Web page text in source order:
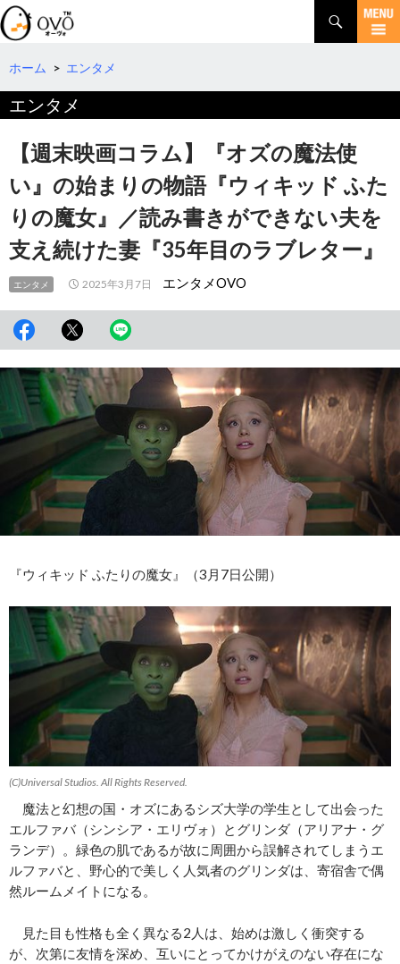
検
索
コ
テ
へ
ホーム > エンタメ
エンタメ
【週末映画コラム】『オズの魔法使
い』の始まりの物語『ウィキッド ふた
りの魔女』／読み書きができない夫を
支え続けた妻『35年目のラブレター』
エンタメ 2025年3月7日 エンタメOVO
『ウィキッド ふたりの魔女』（3月7日公開）
(C)Universal Studios. All Rights Reserved.
魔法と幻想の国・オズにあるシズ大学の学生として出会った
エルファバ（シンシア・エリヴォ）とグリンダ（アリアナ・グ
ランデ）。緑色の肌であるが故に周囲から誤解されてしまうエ
ルファバと、野心的で美しく人気者のグリンダは、寄宿舎で偶
然ルームメイトになる。
見た目も性格も全く異なる2人は、始めは激しく衝突する
が、次第に友情を深め、互いにとってかけがえのない存在にな